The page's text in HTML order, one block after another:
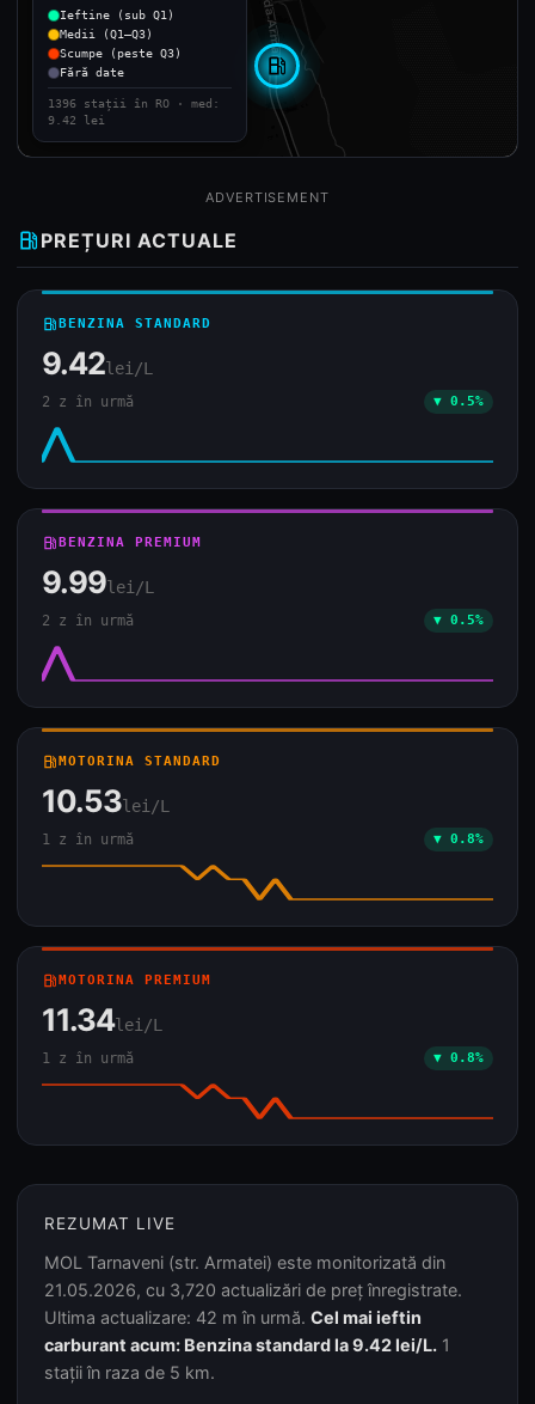
local_gas_station
Ieftine (sub Q1)
Medii (Q1–Q3)
Scumpe (peste Q3)
Fără date
1396 stații în RO · med:
9.42 lei
ADVERTISEMENT
local_gas_station PREȚURI ACTUALE
local_gas_stationBENZINA STANDARD
9.42lei/L
2 z în urmă ▼ 0.5%
local_gas_stationBENZINA PREMIUM
9.99lei/L
2 z în urmă ▼ 0.5%
local_gas_stationMOTORINA STANDARD
10.53lei/L
1 z în urmă ▼ 0.8%
local_gas_stationMOTORINA PREMIUM
11.34lei/L
1 z în urmă ▼ 0.8%
REZUMAT LIVE
MOL Tarnaveni (str. Armatei) este monitorizată din
21.05.2026, cu 3,720 actualizări de preț înregistrate.
Ultima actualizare: 42 m în urmă. Cel mai ieftin
carburant acum: Benzina standard la 9.42 lei/L. 1
stații în raza de 5 km.